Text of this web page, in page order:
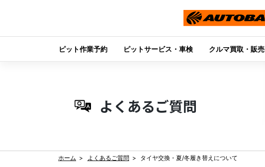
ピット作業予約 ピットサービス・車検 クルマ買取・販売
よくあるご質問
ホーム よくあるご質問 タイヤ交換・夏/冬履き替えについて